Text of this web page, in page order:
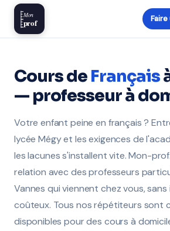
Mon
prof
Cours de Français
— professeur à
Votre enfant peine en français ?
lycée Mégy et les exigences de
les lacunes s'installent vite. Mon-
relation avec des professeurs
Vannes qui viennent chez vous,
coûteux. Tous nos répétiteurs sont
disponibles pour des cours à